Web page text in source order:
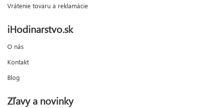
Vrátenie tovaru a reklamácie
iHodinarstvo.sk
O nás
Kontakt
Blog
Zľavy a novinky